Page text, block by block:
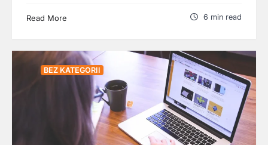
Read More 6 min read
BEZ KATEGORII